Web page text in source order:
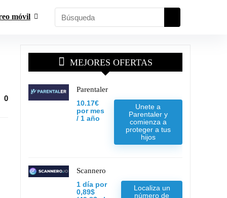
móvil
0
MEJORES OFERTAS
Parentaler
10.17€
por mes
/ 1 año
Unete a
Parentaler y
comienza a
proteger a tus
hijos
Scannero
1 día por
0,89$
Localiza un
número de